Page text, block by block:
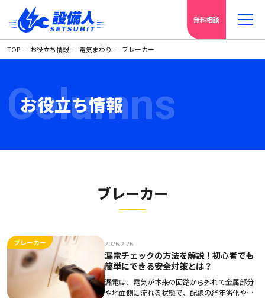
無料相談
TOP お役立ち情報 電気まわり ブレーカー
お役立ち情報
Columns
ブレーカー
ブレーカー 2026.2.26
漏電チェックの方法を解説！初心者でも
簡単にできる安全対策とは？
漏電は、電気が本来の回路から外れて金属部分
や地面側に流れる状態で、配線の経年劣化やコ